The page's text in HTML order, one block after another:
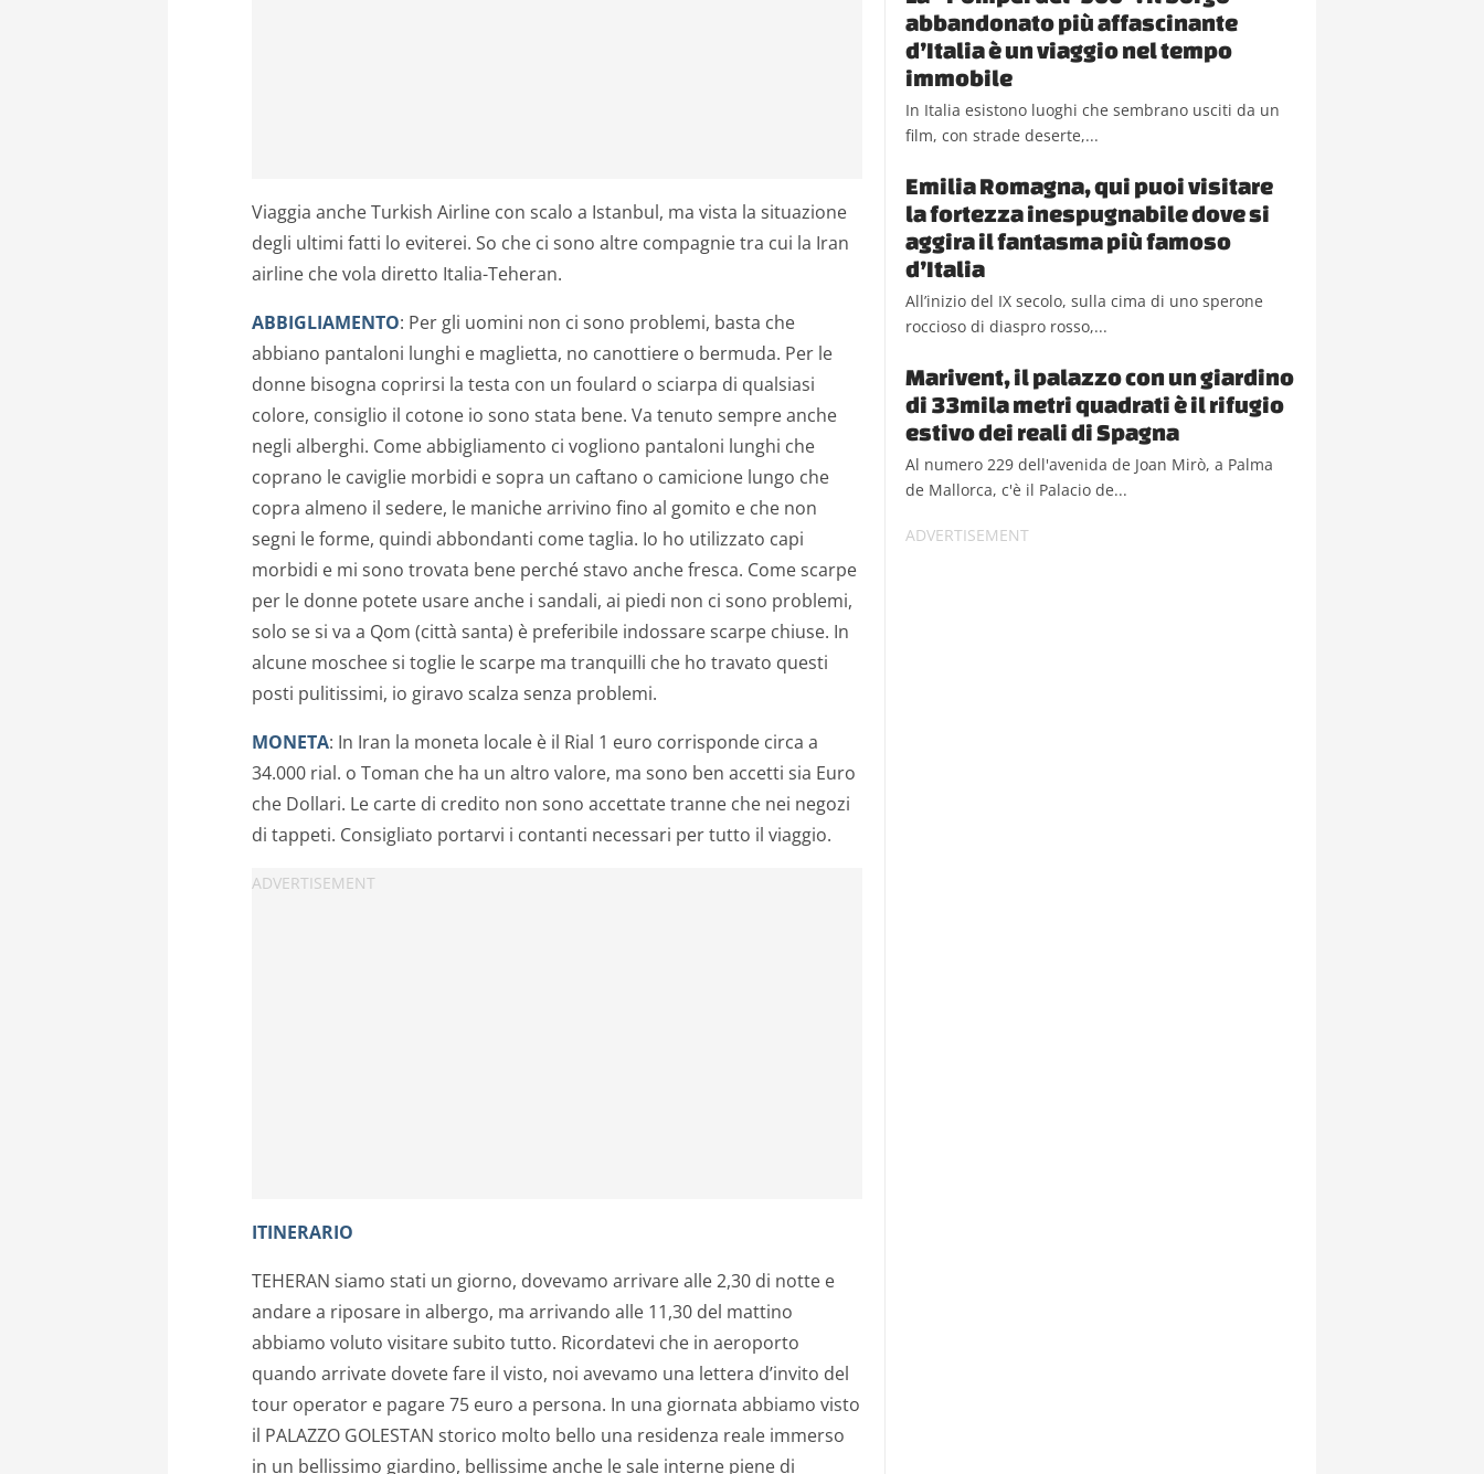
Viaggia anche Turkish Airline con scalo a Istanbul, ma vista la situazione
degli ultimi fatti lo eviterei. So che ci sono altre compagnie tra cui la Iran
airline che vola diretto Italia-Teheran.
ABBIGLIAMENTO: Per gli uomini non ci sono problemi, basta che
abbiano pantaloni lunghi e maglietta, no canottiere o bermuda. Per le
donne bisogna coprirsi la testa con un foulard o sciarpa di qualsiasi
colore, consiglio il cotone io sono stata bene. Va tenuto sempre anche
negli alberghi. Come abbigliamento ci vogliono pantaloni lunghi che
coprano le caviglie morbidi e sopra un caftano o camicione lungo che
copra almeno il sedere, le maniche arrivino fino al gomito e che non
segni le forme, quindi abbondanti come taglia. Io ho utilizzato capi
morbidi e mi sono trovata bene perché stavo anche fresca. Come scarpe
per le donne potete usare anche i sandali, ai piedi non ci sono problemi,
solo se si va a Qom (città santa) è preferibile indossare scarpe chiuse. In
alcune moschee si toglie le scarpe ma tranquilli che ho travato questi
posti pulitissimi, io giravo scalza senza problemi.
MONETA: In Iran la moneta locale è il Rial 1 euro corrisponde circa a
34.000 rial. o Toman che ha un altro valore, ma sono ben accetti sia Euro
che Dollari. Le carte di credito non sono accettate tranne che nei negozi
di tappeti. Consigliato portarvi i contanti necessari per tutto il viaggio.
ITINERARIO
TEHERAN siamo stati un giorno, dovevamo arrivare alle 2,30 di notte e
andare a riposare in albergo, ma arrivando alle 11,30 del mattino
abbiamo voluto visitare subito tutto. Ricordatevi che in aeroporto
quando arrivate dovete fare il visto, noi avevamo una lettera d’invito del
tour operator e pagare 75 euro a persona. In una giornata abbiamo visto
il PALAZZO GOLESTAN storico molto bello una residenza reale immerso
in un bellissimo giardino, bellissime anche le sale interne piene di
abbandonato più affascinante
d’Italia è un viaggio nel tempo
immobile
In Italia esistono luoghi che sembrano usciti da un
film, con strade deserte,...
Emilia Romagna, qui puoi visitare
la fortezza inespugnabile dove si
aggira il fantasma più famoso
d’Italia
All’inizio del IX secolo, sulla cima di uno sperone
roccioso di diaspro rosso,...
Marivent, il palazzo con un giardino
di 33mila metri quadrati è il rifugio
estivo dei reali di Spagna
Al numero 229 dell'avenida de Joan Mirò, a Palma
de Mallorca, c'è il Palacio de...